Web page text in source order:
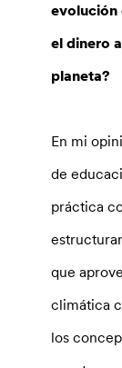
evolución
el dinero
planeta?
En mi
de
práctica
que
climática
los